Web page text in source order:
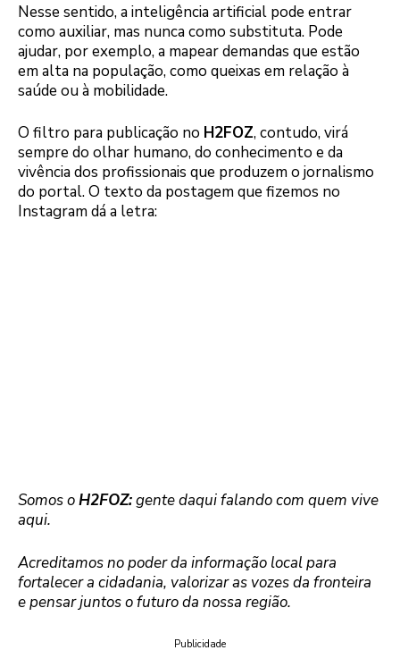
Nesse sentido, a inteligência artificial pode entrar
como auxiliar, mas nunca como substituta. Pode
ajudar, por exemplo, a mapear demandas que estão
em alta na população, como queixas em relação à
saúde ou à mobilidade.
O filtro para publicação no H2FOZ, contudo, virá
sempre do olhar humano, do conhecimento e da
vivência dos profissionais que produzem o jornalismo
do portal. O texto da postagem que fizemos no
Instagram dá a letra:
Somos oH2FOZ:gente daqui falando com quem vive
aqui.
Acreditamos no poder da informação local para
fortalecer a cidadania, valorizar as vozes da fronteira
e pensar juntos o futuro da nossa região.
Publicidade